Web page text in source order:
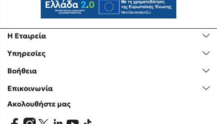
Η Εταιρεία
Υπηρεσίες
Βοήθεια
Επικοινωνία
Ακολουθήστε μας